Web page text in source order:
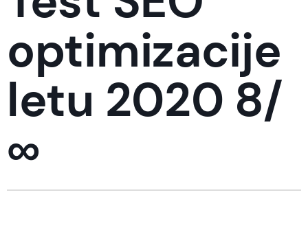
optimizacije
letu 2020 8/
∞